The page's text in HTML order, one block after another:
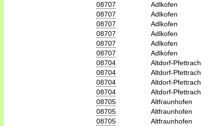
08707
Adlkofen
08707
Adlkofen
08707
Adlkofen
08707
Adlkofen
08707
Adlkofen
08707
Adlkofen
08704
Altdorf-Pfettrach
08704
Altdorf-Pfettrach
08704
Altdorf-Pfettrach
08704
Altdorf-Pfettrach
08705
Altfraunhofen
08705
Altfraunhofen
08705
Altfraunhofen